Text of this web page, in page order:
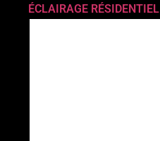
ÉCLAIRAGE RÉSIDENTIEL